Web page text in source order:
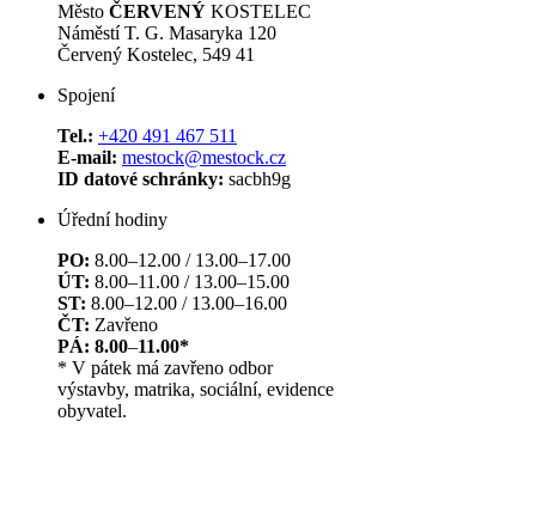
Město ČERVENÝ KOSTELEC
Náměstí T. G. Masaryka 120
Červený Kostelec, 549 41
Spojení
Tel.: +420 491 467 511
E-mail: mestock@mestock.cz
ID datové schránky: sacbh9g
Úřední hodiny
PO: 8.00–12.00 / 13.00–17.00
ÚT: 8.00–11.00 / 13.00–15.00
ST: 8.00–12.00 / 13.00–16.00
ČT: Zavřeno
PÁ: 8.00–11.00*
* V pátek má zavřeno odbor
výstavby, matrika, sociální, evidence
obyvatel.